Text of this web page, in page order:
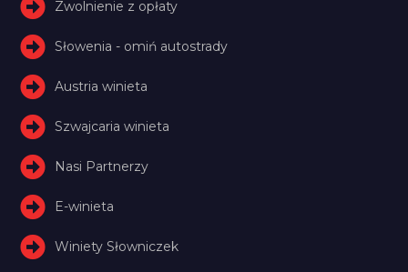
Zwolnienie z opłaty
Słowenia - omiń autostrady
Austria winieta
Szwajcaria winieta
Nasi Partnerzy
E-winieta
Winiety Słowniczek